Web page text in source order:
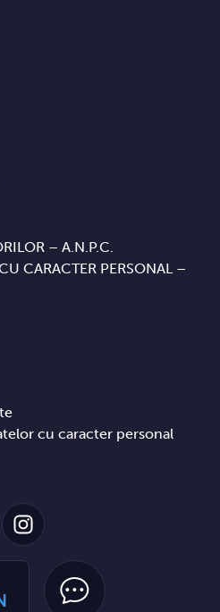
cu caracter personal
– A.N.P.C.
CARACTER PERSONAL –
Instagram